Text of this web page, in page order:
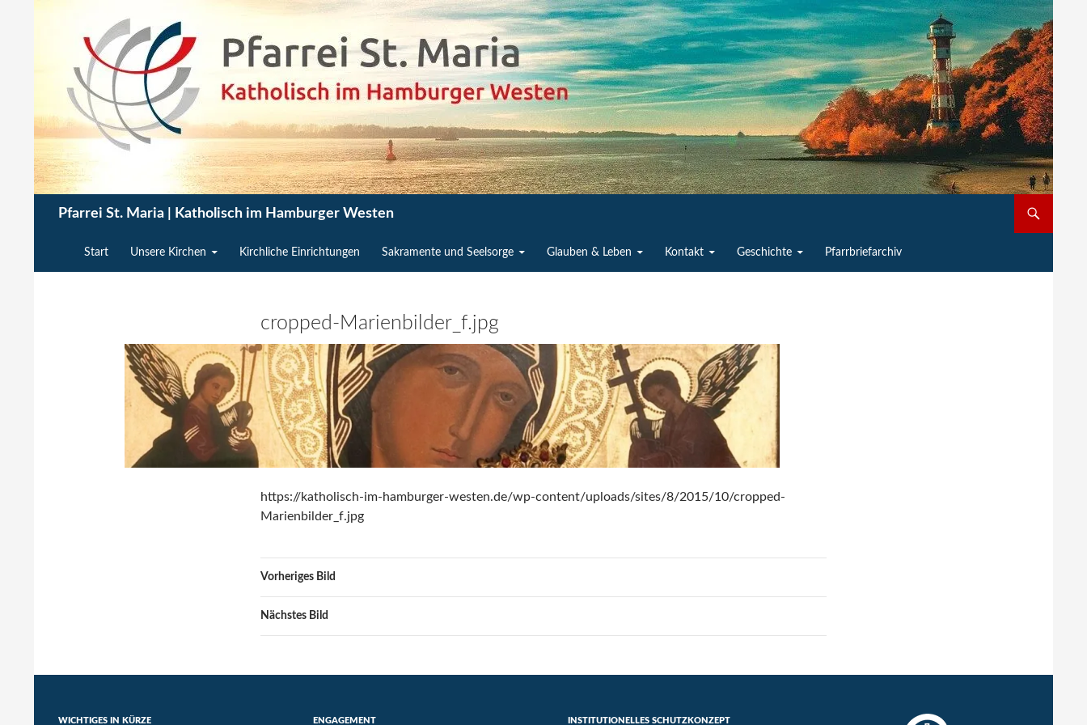
Pfarrei St. Maria | Katholisch im Hamburger Westen
Start Unsere Kirchen Kirchliche Einrichtungen Sakramente und Seelsorge Glauben & Leben Kontakt Geschichte Pfarrbriefarchiv
cropped-Marienbilder_f.jpg
https://katholisch-im-hamburger-westen.de/wp-content/uploads/sites/8/2015/10/cropped-
Marienbilder_f.jpg
Vorheriges Bild
Nächstes Bild
WICHTIGES IN KÜRZE ENGAGEMENT INSTITUTIONELLES SCHUTZKONZEPT